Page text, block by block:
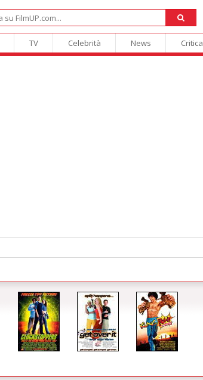
TV Celebrità News Critica